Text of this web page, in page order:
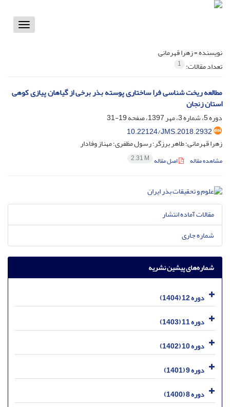
Toggle
نویسنده =زهرا قهرمانی
تعداد مقالات: 1
مطالعه ریخت‌ شناسی فرا ساختاری پوسته بذر برخی از گیاهان پیازی کوهی
استان زنجان
دوره 5، شماره 3، مهر 1397، صفحه
19-31
10.22124/JMS.2018.2932
زهرا قهرمانی؛ طاهر برزگر؛ رسول مظفری؛ مهناز وفادار
مشاهده مقاله اصل مقاله 2.31 M
مقالات آماده انتشار
شماره جاری
شماره‌های پیشین نشریه
دوره 12 (1404)
دوره 11 (1403)
دوره 10 (1402)
دوره 9 (1401)
دوره 8 (1400)